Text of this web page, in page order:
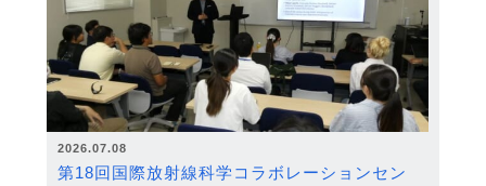
2026.07.08
第18回国際放射線科学コラボレーションセン